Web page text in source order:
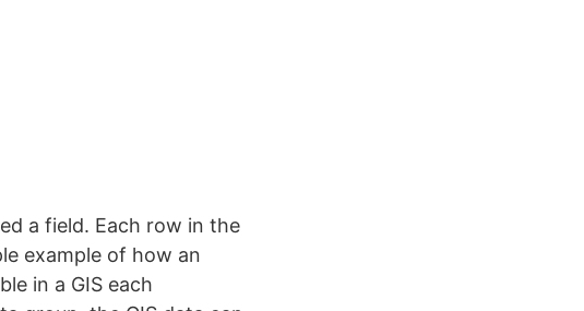
a field. Each row in the
example of how an
in a GIS each